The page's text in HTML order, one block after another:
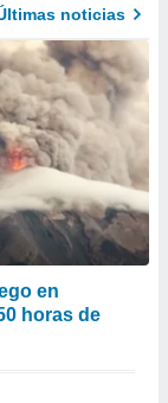
noticias
en
horas de